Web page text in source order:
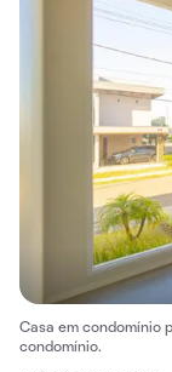
Casa em condomínio
condomínio.